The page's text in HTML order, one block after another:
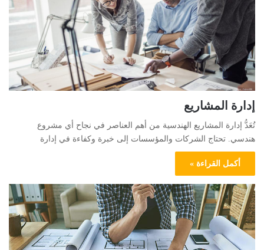
إدارة المشاريع
تُعَدُّ إدارة المشاريع الهندسية من أهم العناصر في نجاح أي مشروع
هندسي. تحتاج الشركات والمؤسسات إلى خبرة وكفاءة في إدارة
أكمل القراءة »